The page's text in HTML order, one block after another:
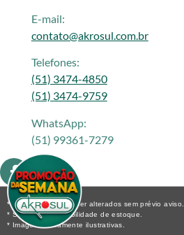
E-mail:
contato@akrosul.com.br
Telefones:
(51) 3474-4850
(51) 3474-9759
WhatsApp:
(51) 99361-7279
* Os preços podem ser alterados sem prévio aviso.
* Sujeito a disponibilidade de estoque.
* Imagens meramente ilustrativas.